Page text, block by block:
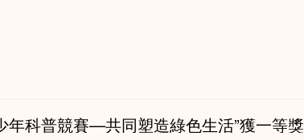
年科普競賽—共同塑造綠色生活”獲一等獎